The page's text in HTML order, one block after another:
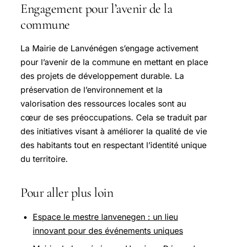
Engagement pour l’avenir de la
commune
La Mairie de Lanvénégen s’engage activement
pour l’avenir de la commune en mettant en place
des projets de développement durable. La
préservation de l’environnement et la
valorisation des ressources locales sont au
cœur de ses préoccupations. Cela se traduit par
des initiatives visant à améliorer la qualité de vie
des habitants tout en respectant l’identité unique
du territoire.
Pour aller plus loin
Espace le mestre lanvenegen : un lieu
innovant pour des événements uniques